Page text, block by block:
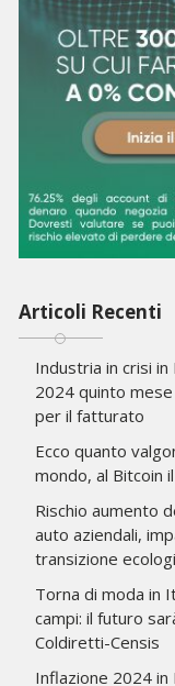
Articoli Recenti
Industria in crisi
2024 quinto
per il fatturato
Ecco quanto
mondo, al Bitcoin
Rischio aumento
auto aziendali,
transizione
Torna di moda in
campi: il futuro
Coldiretti-Censis
Inflazione 2024 in